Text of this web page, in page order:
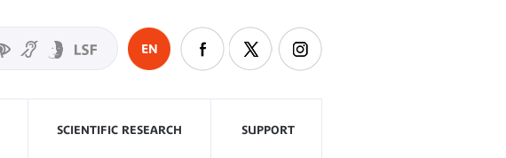
EN
SCIENTIFIC RESEARCH SUPPORT